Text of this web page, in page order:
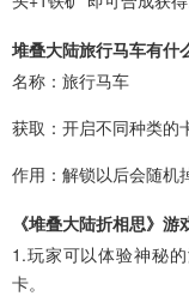
堆叠大陆旅行马车有什
名称：旅行马车
获取：开启不同种类的
作用：解锁以后会随机
《堆叠大陆折相思》游
1.玩家可以体验神秘
卡。